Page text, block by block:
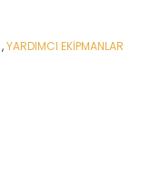
,YARDIMCI EKİPMANLAR